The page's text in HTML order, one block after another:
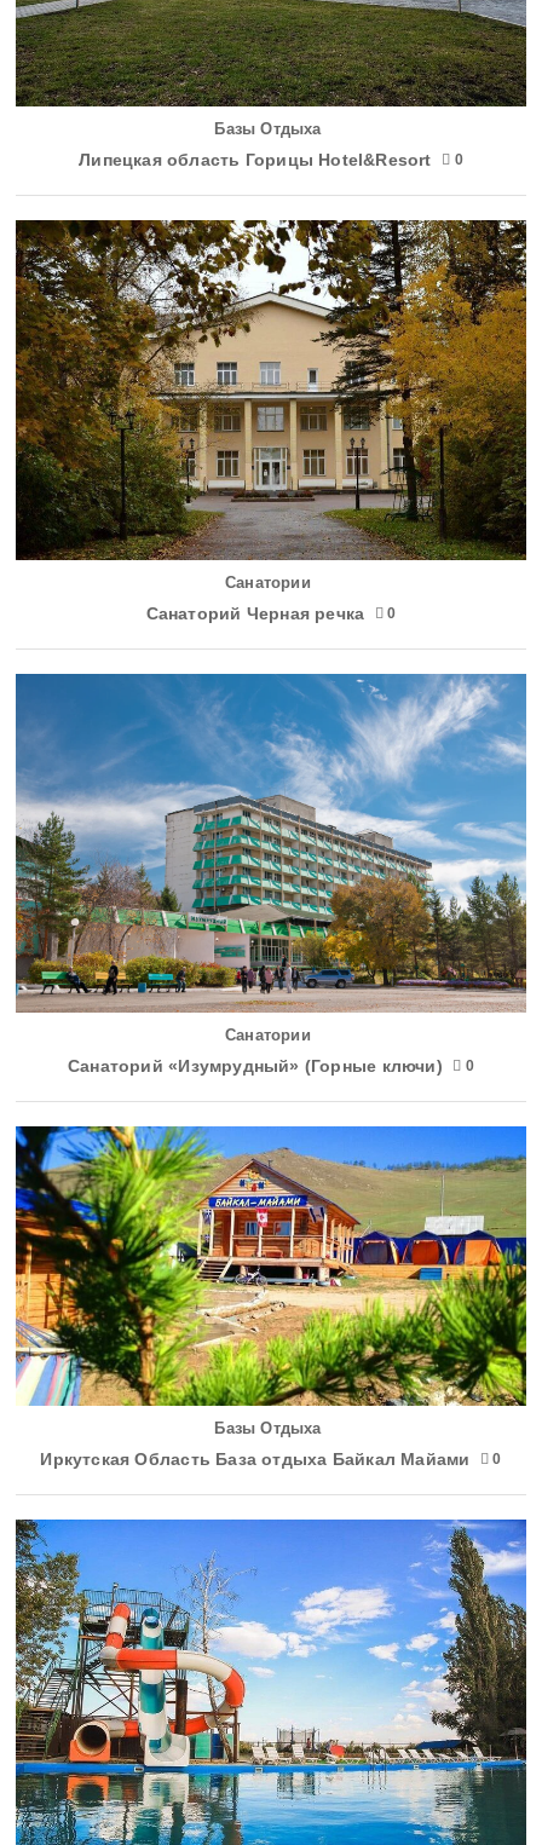
Базы Отдыха
Липецкая область Горицы Hotel&Resort 0
Санатории
Санаторий Черная речка 0
Санатории
Санаторий «Изумрудный» (Горные ключи) 0
Базы Отдыха
Иркутская Область База отдыха Байкал Майами 0